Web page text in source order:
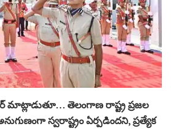
మాట్లాడుతూ… తెలంగాణ రాష్ట్ర ప్రజల
స్వరాష్ట్రం ఏర్పడిందని, ప్రత్యేక